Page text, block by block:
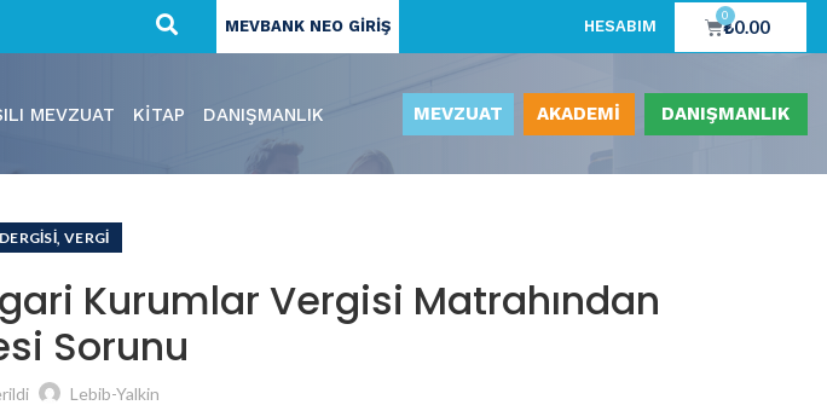
MEVBANK NEO GİRİŞ HESABIM ₺0.00
0
MEVZUAT KITAP DANIŞMANLIK MEVZUAT AKADEMİ DANIŞMANLIK
, VERGI
Kurumlar Vergisi Matrahından
Sorunu
Lebib-Yalkin